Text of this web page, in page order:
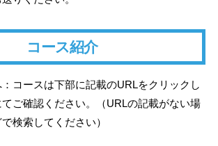
コース紹介
コースは下部に記載のURLをクリックし
ご確認ください。（URLの記載がない場
検索してください）